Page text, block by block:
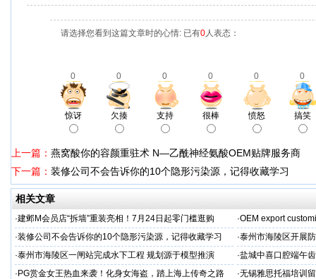
请选择您看到这篇文章时的心情: 已有0人表态：
0 0 0 0 0 0
惊讶 欠揍 支持 很棒 愤怒 搞笑
上一篇： 燕窝酸你的容颜重驻术 N—乙酰神经氨酸OEM贴牌服务商
下一篇： 装修公司不会告诉你的10个隐形污染源，记得收藏学习
相关文章
·建邺M会员店“拆墙”重装亮相！7月24日起零门槛逛购 ·OEM export
·装修公司不会告诉你的10个隐形污染源，记得收藏学习 ·泰州市海陵区开展
·泰州市海陵区一闸站完成水下工程 规划源于模型推演 ·盐城中喜口腔端午
礼，种出健康长寿牙
· PG赏金女王热血来袭！化身女海盗，踏上海上传奇之路 ·无锡雅思托福培训